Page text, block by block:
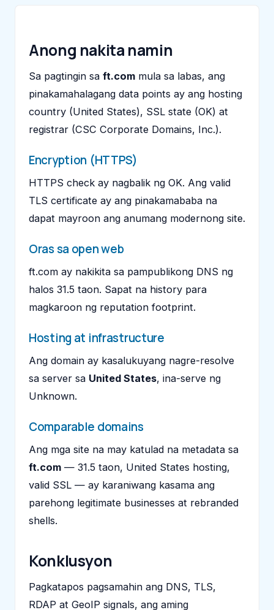
Anong nakita namin
Sa pagtingin sa ft.com mula sa labas, ang
pinakamahalagang data points ay ang hosting
country (United States), SSL state (OK) at
registrar (CSC Corporate Domains, Inc.).
Encryption (HTTPS)
HTTPS check ay nagbalik ng OK. Ang valid
TLS certificate ay ang pinakamababa na
dapat mayroon ang anumang modernong site.
Oras sa open web
ft.com ay nakikita sa pampublikong DNS ng
halos 31.5 taon. Sapat na history para
magkaroon ng reputation footprint.
Hosting at infrastructure
Ang domain ay kasalukuyang nagre-resolve
sa server sa United States, ina-serve ng
Unknown.
Comparable domains
Ang mga site na may katulad na metadata sa
ft.com — 31.5 taon, United States hosting,
valid SSL — ay karaniwang kasama ang
parehong legitimate businesses at rebranded
shells.
Konklusyon
Pagkatapos pagsamahin ang DNS, TLS,
RDAP at GeoIP signals, ang aming